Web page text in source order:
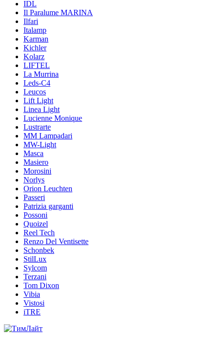
IDL
Il Paralume MARINA
Ilfari
Italamp
Karman
Kichler
Kolarz
LIFTEL
La Murrina
Leds-C4
Leucos
Lift Light
Linea Light
Lucienne Monique
Lustrarte
MM Lampadari
MW-Light
Masca
Masiero
Morosini
Norlys
Orion Leuchten
Passeri
Patrizia garganti
Possoni
Quoizel
Reel Tech
Renzo Del Ventisette
Schonbek
StilLux
Sylcom
Terzani
Tom Dixon
Vibia
Vistosi
iTRE